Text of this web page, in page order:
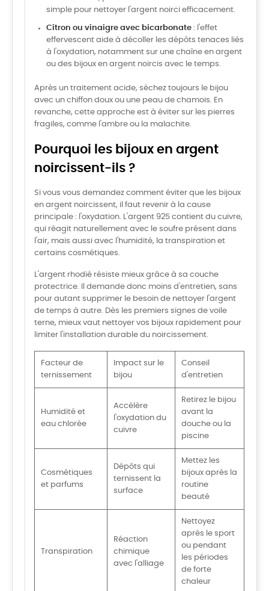
simple pour nettoyer l'argent noirci efficacement.
Citron ou vinaigre avec bicarbonate : l'effet
effervescent aide à décoller les dépôts tenaces liés
à l'oxydation, notamment sur une chaîne en argent
ou des bijoux en argent noircis avec le temps.
Après un traitement acide, séchez toujours le bijou
avec un chiffon doux ou une peau de chamois. En
revanche, cette approche est à éviter sur les pierres
fragiles, comme l'ambre ou la malachite.
Pourquoi les bijoux en argent
noircissent-ils ?
Si vous vous demandez comment éviter que les bijoux
en argent noircissent, il faut revenir à la cause
principale : l'oxydation. L'argent 925 contient du cuivre,
qui réagit naturellement avec le soufre présent dans
l'air, mais aussi avec l'humidité, la transpiration et
certains cosmétiques.
L'argent rhodié résiste mieux grâce à sa couche
protectrice. Il demande donc moins d'entretien, sans
pour autant supprimer le besoin de nettoyer l'argent
de temps à autre. Dès les premiers signes de voile
terne, mieux vaut nettoyer vos bijoux rapidement pour
limiter l'installation durable du noircissement.
Facteur de
ternissement
Impact sur le
bijou
Conseil
d'entretien
Humidité et
eau chlorée
Accélère
l'oxydation du
cuivre
Retirez le bijou
avant la
douche ou la
piscine
Cosmétiques
et parfums
Dépôts qui
ternissent la
surface
Mettez les
bijoux après la
routine
beauté
Transpiration
Réaction
chimique
avec l'alliage
Nettoyez
après le sport
ou pendant
les périodes
de forte
chaleur